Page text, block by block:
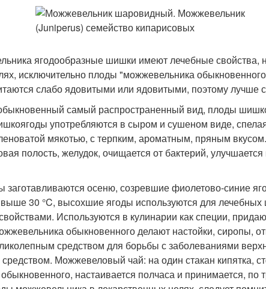
ягодообразные шишки имеют лечебные свойства,
исключительно плоды "можжевельника
слабо ядовитыми или ядовитыми, поэтому лучше
самый распространенный вид, плоды
употребляются в сыром и сушеном виде,
мякотью, с терпким, ароматным, пряным
полость, желудок, очищается от бактерий,
осеню, созревшие фиолетово-синие
30 °C, высохшие ягоды используются для
Используются в кулинарии как специи,
обыкновенного делают настойки, сиропы,
средством для борьбы с заболеваниями
Можжевеловый чай: на один стакан кипятка,
настаивается полчаса и принимается, по